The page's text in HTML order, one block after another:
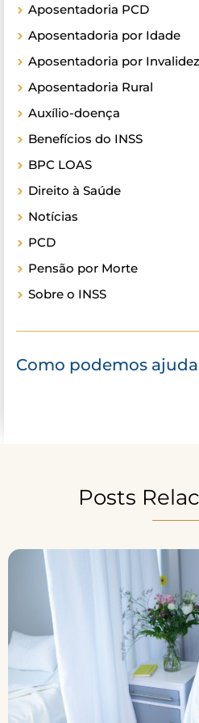
Aposentadoria PCD
Aposentadoria por Idade
Aposentadoria por Invalidez
Aposentadoria Rural
Auxílio-doença
Benefícios do INSS
BPC LOAS
Direito à Saúde
Notícias
PCD
Pensão por Morte
Sobre o INSS
Como podemos
Posts